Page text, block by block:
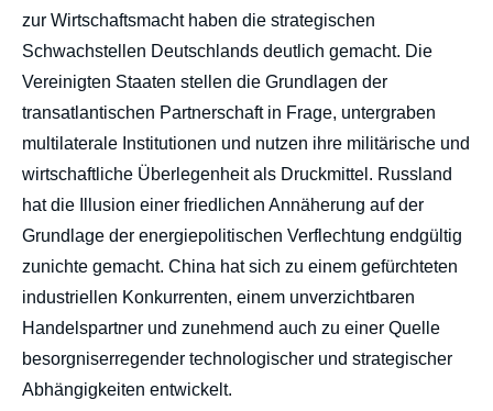
zur Wirtschaftsmacht haben die strategischen
Schwachstellen Deutschlands deutlich gemacht. Die
Vereinigten Staaten stellen die Grundlagen der
transatlantischen Partnerschaft in Frage, untergraben
multilaterale Institutionen und nutzen ihre militärische und
wirtschaftliche Überlegenheit als Druckmittel. Russland
hat die Illusion einer friedlichen Annäherung auf der
Grundlage der energiepolitischen Verflechtung endgültig
zunichte gemacht. China hat sich zu einem gefürchteten
industriellen Konkurrenten, einem unverzichtbaren
Handelspartner und zunehmend auch zu einer Quelle
besorgniserregender technologischer und strategischer
Abhängigkeiten entwickelt.